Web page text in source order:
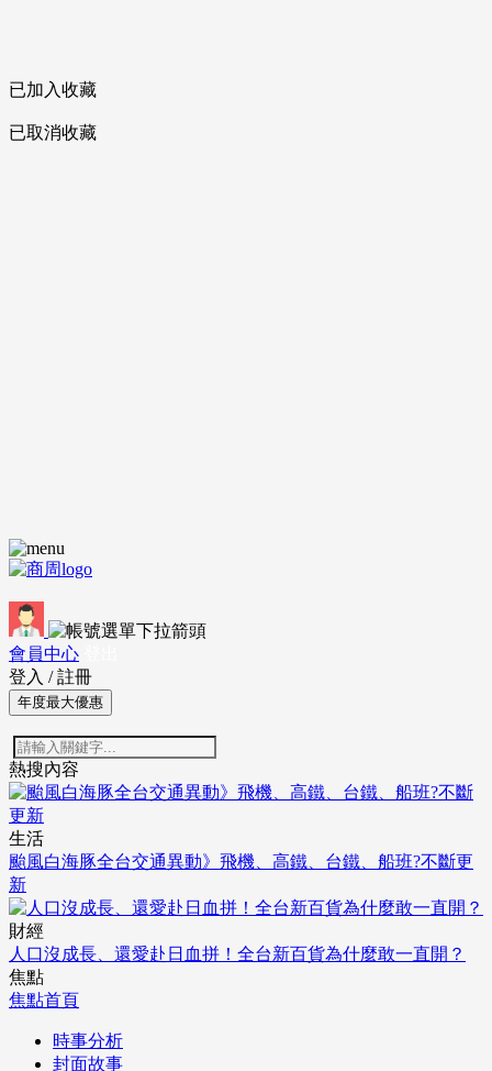
已加入收藏
已取消收藏
會員中心
登入 / 註冊
年度最大優惠
熱搜內容
生活
颱風白海豚全台交通異動》飛機、高鐵、台鐵、船班?不斷更
新
財經
人口沒成長、還愛赴日血拼！全台新百貨為什麼敢一直開？
焦點
焦點首頁
時事分析
封面故事